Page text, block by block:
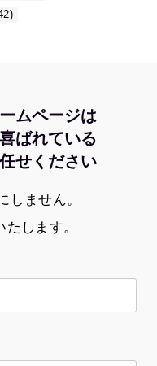
ムページは
ばれている
せください
しません。
します。